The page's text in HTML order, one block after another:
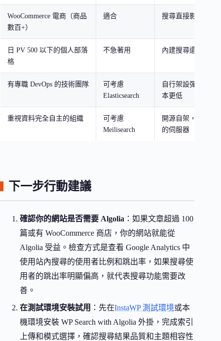
WooCommerce 電商（商品
數百+）
適合 搜尋直接影響轉換
日 PV 500 以下的個人部落
格
不急著用 內建搜尋還夠用
有專職 DevOps 的技術團隊
可考慮
Elasticsearch
自行架設彈性更大
本更低
重視資料完全自主的組織
可考慮
Meilisearch
開源自架，資料不
的伺服器
下一步行動建議
確認你的網站是否需要 Algolia ：如果文章超過 100
篇或有 WooCommerce 商店，你的網站就能從
Algolia 受益。檢查方式是查看 Google Analytics 中
使用站內搜尋的使用者比例和跳出率，如果搜尋使
用者的跳出率明顯偏高，就代表搜尋功能需要改
善。
在測試環境安裝試用 ：先在InstaWP 測試環境或本
機環境安裝 WP Search with Algolia 外掛，完成索引
上傳和模式選擇，確認搜尋結果品質和主題相容性